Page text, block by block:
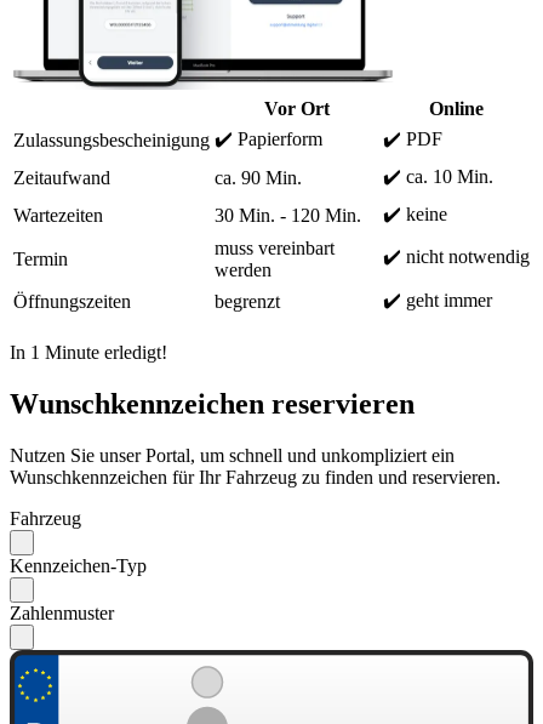
Vor Ort
Online
Zulassungsbescheinigung ✔️ Papierform
✔️ PDF
Zeitaufwand
ca. 90 Min.
✔️ ca. 10 Min.
Wartezeiten
30 Min. - 120 Min. ✔️ keine
Termin
muss vereinbart
werden
✔️ nicht notwendig
Öffnungszeiten begrenzt ✔️ geht immer
In 1 Minute erledigt!
Wunschkennzeichen reservieren
Nutzen Sie unser Portal, um schnell und unkompliziert ein
Wunschkennzeichen für Ihr Fahrzeug zu finden und reservieren.
Fahrzeug
Kennzeichen-Typ
Zahlenmuster